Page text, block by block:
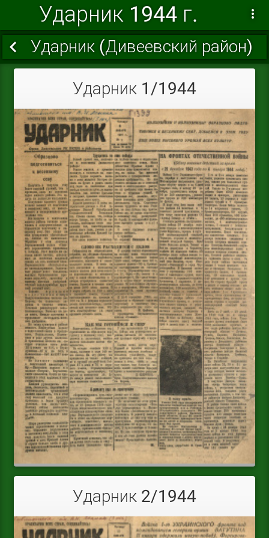
Ударник 1944 г.
Ударник (Дивеевский район)
Ударник 1/1944
Ударник 2/1944